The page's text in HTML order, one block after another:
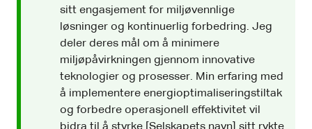
sitt engasjement for miljøvennlige
løsninger og kontinuerlig forbedring. Jeg
deler deres mål om å minimere
miljøpåvirkningen gjennom innovative
teknologier og prosesser. Min erfaring med
å implementere energioptimaliseringstiltak
og forbedre operasjonell effektivitet vil
bidra til å styrke [Selskapets navn] sitt rykte